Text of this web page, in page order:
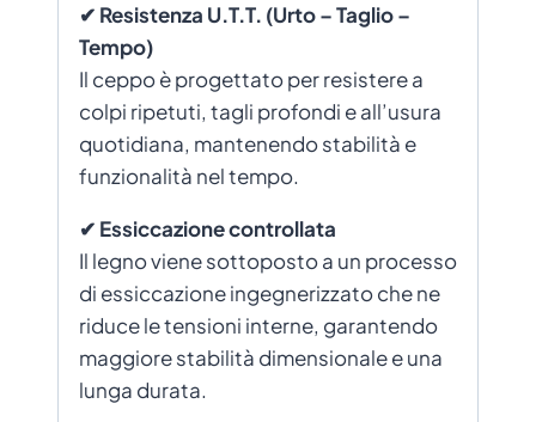
✔ Resistenza U.T.T. (Urto – Taglio –
Tempo)
Il ceppo è progettato per resistere a
colpi ripetuti, tagli profondi e all’usura
quotidiana, mantenendo stabilità e
funzionalità nel tempo.
✔ Essiccazione controllata
Il legno viene sottoposto a un processo
di essiccazione ingegnerizzato che ne
riduce le tensioni interne, garantendo
maggiore stabilità dimensionale e una
lunga durata.